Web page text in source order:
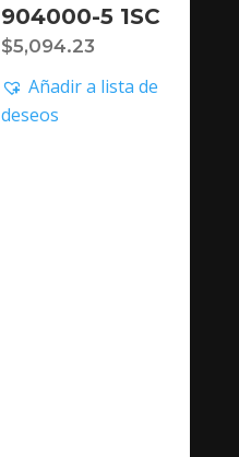
904000-5 1SC
$5,094.23
Añadir a lista de
deseos